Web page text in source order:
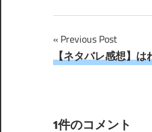
投
稿
ビ
Previous Post
【ネタバレ感想】は
1件のコメント